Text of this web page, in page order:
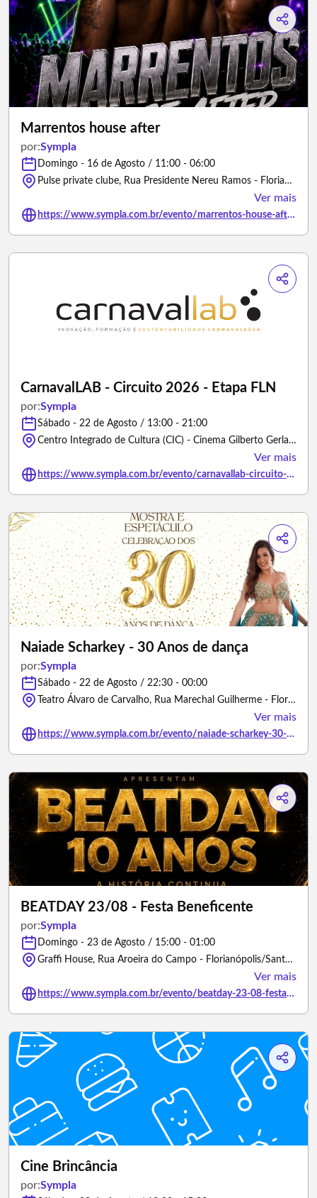
Marrentos house after
por:Sympla
Domingo - 16 de Agosto / 11:00 - 06:00
Pulse private clube, Rua Presidente Nereu Ramos - Florianópolis/Santa Catarina
Ver mais
https://www.sympla.com.br/evento/marrentos-house-after/3493294
CarnavalLAB - Circuito 2026 - Etapa FLN
por:Sympla
Sábado - 22 de Agosto / 13:00 - 21:00
Centro Integrado de Cultura (CIC) - Cinema Gilberto Gerlach, Avenida Governador Irineu Bornhausen - Florianópolis/Santa Catarina
Ver mais
https://www.sympla.com.br/evento/carnavallab-circuito-2026-etapa-fln/3501401
Naiade Scharkey - 30 Anos de dança
por:Sympla
Sábado - 22 de Agosto / 22:30 - 00:00
Teatro Álvaro de Carvalho, Rua Marechal Guilherme - Florianópolis/Santa Catarina
Ver mais
https://www.sympla.com.br/evento/naiade-scharkey-30-anos-de-danca/3468005
BEATDAY 23/08 - Festa Beneficente
por:Sympla
Domingo - 23 de Agosto / 15:00 - 01:00
Graffi House, Rua Aroeira do Campo - Florianópolis/Santa Catarina
Ver mais
https://www.sympla.com.br/evento/beatday-23-08-festa-beneficente/3466389
Cine Brincância
por:Sympla